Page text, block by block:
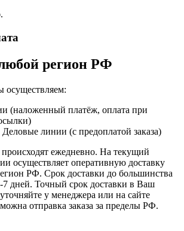
регион РФ
осуществляем:
(наложенный платёж, оплата при
линии (с предоплатой заказа)
ежедневно. На текущий
осуществляет оперативную доставку
РФ. Срок доставки до большинства
дней. Точный срок доставки в Ваш
у менеджера или на сайте
отправка заказа за пределы РФ.